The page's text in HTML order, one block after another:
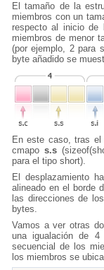
El tamaño de la
miembros con un
respecto al inicio de
miembros de menor
(por ejemplo, 2 para
byte añadido se
En este caso, tras el
cmapo s.s
para el tipo short).
El desplazamiento
alineado en el borde
las direcciones de
bytes.
Vamos a ver otras
una igualación de
secuencial de los
los miembros se